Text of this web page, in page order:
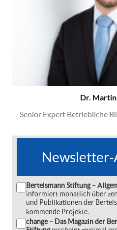
Dr.
Senior Expert Betriebliche
Bertelsmann Stiftung –
informiert monatlich über
und Publikationen der
kommende Projekte.
change – Das Magazin der